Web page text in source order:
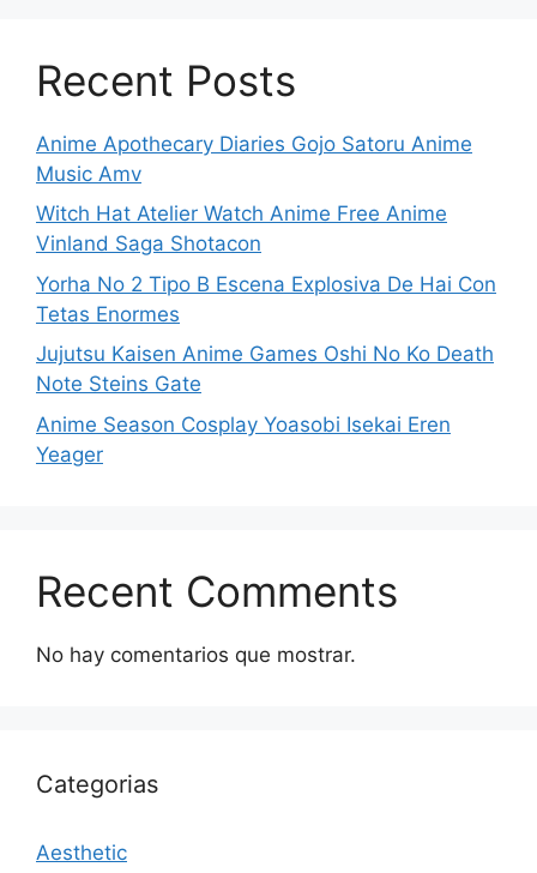
Recent Posts
Anime Apothecary Diaries Gojo Satoru Anime
Music Amv
Witch Hat Atelier Watch Anime Free Anime
Vinland Saga Shotacon
Yorha No 2 Tipo B Escena Explosiva De Hai Con
Tetas Enormes
Jujutsu Kaisen Anime Games Oshi No Ko Death
Note Steins Gate
Anime Season Cosplay Yoasobi Isekai Eren
Yeager
Recent Comments
No hay comentarios que mostrar.
Categorias
Aesthetic